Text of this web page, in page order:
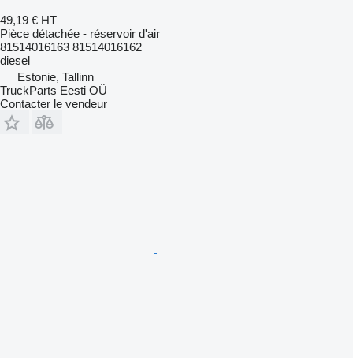
49,19 € HT
Pièce détachée - réservoir d'air
81514016163 81514016162
diesel
Estonie, Tallinn
TruckParts Eesti OÜ
Contacter le vendeur